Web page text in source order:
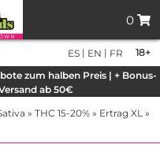
0
18+
ES | EN | FR
zum halben Preis | + Bonus-
ab 50€
» THC 15-20% » Ertrag XL »